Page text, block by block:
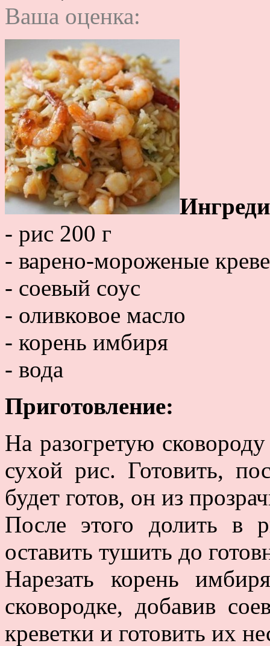
Ваша оценка:
- рис 200 г
- варено-мороженые
- соевый соус
- оливковое масло
- корень имбиря
- вода
Приготовление:
На разогретую
сухой рис. Готовить,
будет готов, он из
После этого долить в
оставить тушить до
Нарезать корень
сковородке, добавив
креветки и готовить их